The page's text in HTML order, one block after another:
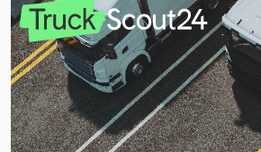
repliage hydraulique, compensation
stabilisation, système de rinçage, réservoir
(8x), repliage unilatéral droite/gauche,
indicateur de niveau électronique,
direction automatique des bras d’essieu,
supérieur (œil) _____Réservoir de 4 400
24 m, triple rangée de buses, direction,
système de rinçage, timon supérieur, arbre